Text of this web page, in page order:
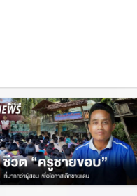
เครื่อง วงเงินรวม
สังคม) เป็นผู้ดำเนินการจัด
วน 4,611 ล้านบาท แต่บริ
า
วันที่ 22 พ.ค. 2557 ตาม
OTPC เมื่อวันที่ 16 มิ.ย.
ให้ยกเลิกการจัดซื้อแท็บ
ม่เหมาะสมที่จะจัดซื้อให้นักเ